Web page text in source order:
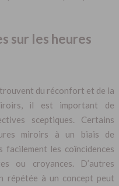
sur les heures
du réconfort et de la
il est important de
sceptiques. Certains
miroirs à un biais de
facilement les coïncidences
ou croyances. D’autres
répétée à un concept peut